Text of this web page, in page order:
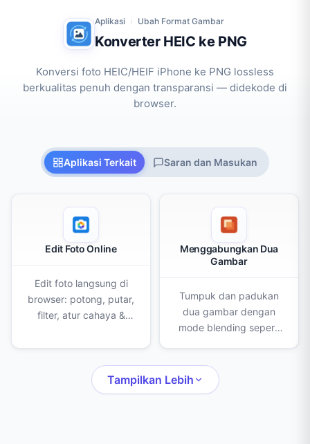
Aplikasi › Ubah Format Gambar
Konverter HEIC ke PNG
Konversi foto HEIC/HEIF iPhone ke PNG lossless
berkualitas penuh dengan transparansi — didekode di
browser.
Aplikasi Terkait Saran dan Masukan
Edit Foto Online
Edit foto langsung di
browser: potong, putar,
filter, atur cahaya &
belakang dengan AI,
penghapus, stempel
klon, sensor, bingkai,
teks, stiker, dan
Menggabungkan Dua
Gambar
Tumpuk dan padukan
dua gambar dengan
mode blending seperti
skala, dan posisi
overlay, lalu ekspor ke
Tampilkan Lebih